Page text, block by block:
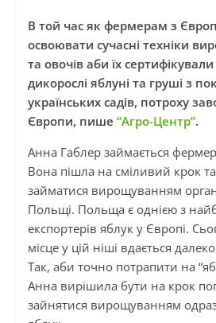
В той час як фермерам з
освоювати сучасні техніки
та овочів аби їх сертифікували
дикорослі яблуні та груші з
українських садів, потроху
Європи, пише “Агро-Центр”.
Анна Габлерзаймається
Вона пішла на сміливий крок
займатися вирощуванням
Польщі. Польща є однією з
експортерів яблук у Європі.
місце у цій ніші вдається
Так, аби точно потрапити на
Анна вирішила бути на крок
зайнятися вирощуванням